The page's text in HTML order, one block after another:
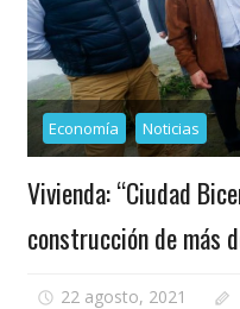
Economía Noticias
Vivienda: “Ciudad
construcción de más
22 agosto, 2021